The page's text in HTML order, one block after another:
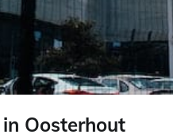
Oosterhout